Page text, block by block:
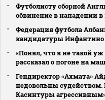
Футболисту сборной
обвинение в нападении в
Федерация футбола
кандидатуры
«Понял, что я не такой
рассказал о погоне на
Гендиректор «Ахмата»
недовольны
Касинтуры